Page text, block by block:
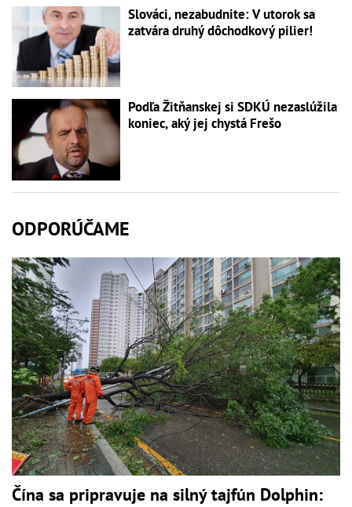
Slováci, nezabudnite: V utorok sa
zatvára druhý dôchodkový pilier!
Podľa Žitňanskej si SDKÚ nezaslúžila
koniec, aký jej chystá Frešo
ODPORÚČAME
Čína sa pripravuje na silný tajfún Dolphin: